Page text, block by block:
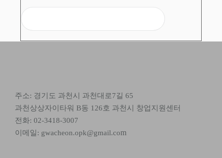
주소: 경기도 과천시 과천대로7길 65
과천상상자이타워 B동 126호 과천시 창업지원센터
전화: 02-3418-3007
이메일: gwacheon.opk@gmail.com